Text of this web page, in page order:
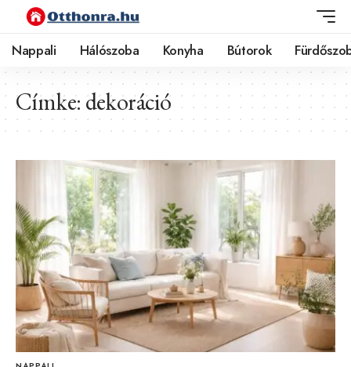
Nappali Hálószoba Konyha Bútorok
Címke: dekoráció